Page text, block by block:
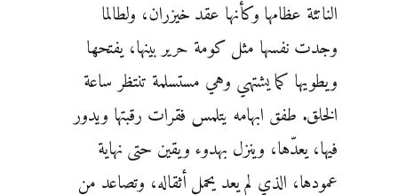
الناتئة عظامها وكأنها عقد خيزران، ولطالما
وجدت نفسها مثل كومة حرير بينها، يفتحها
ويطويها كما يشتهي وهي مستسلمة تنتظر ساعة
الخلق. طفق ابهامه يتلمس فقرات رقبتها ويدور
فيها، يعدّها، وينزل بهدوء ويقين حتى نهاية
عمودها، الذي لم يعد يحمل أثقاله، وتصاعد من